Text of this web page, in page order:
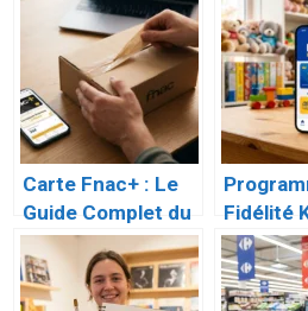
Carte Fnac+ : Le
Guide Complet du
Programme de
Fidélité Premium
Fidélité
: Le
Complet